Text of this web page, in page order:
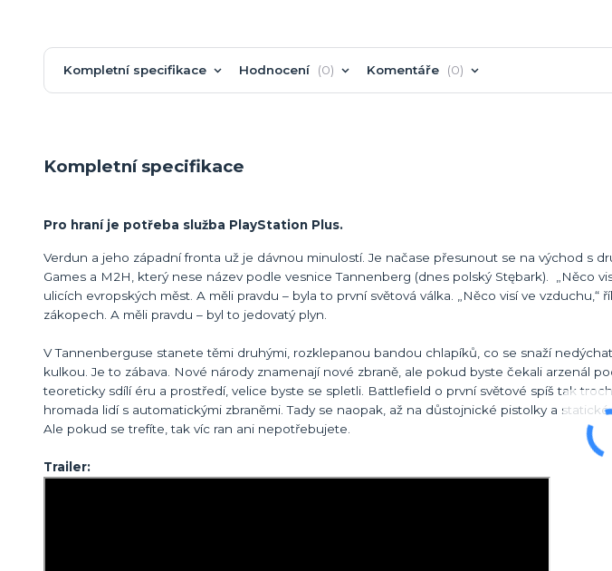
Kompletní specifikace Hodnocení 0 Komentáře 0
Kompletní specifikace
Pro hraní je potřeba služba PlayStation Plus.
Verdun a jeho západní fronta už je dávnou minulostí. Je načase přesunout se na východ s
Games a M2H, který nese název podle vesnice Tannenberg (dnes polský Stębark). „Něco
ulicích evropských měst. A měli pravdu – byla to první světová válka. „Něco visí ve vzduchu,“
zákopech. A měli pravdu – byl to jedovatý plyn.
V Tannenberguse stanete těmi druhými, rozklepanou bandou chlapíků, co se snaží
kulkou. Je to zábava. Nové národy znamenají nové zbraně, ale pokud byste čekali arzenál
teoreticky sdílí éru a prostředí, velice byste se spletli. Battlefield o první světové spíš tak
hromada lidí s automatickými zbraněmi. Tady se naopak, až na důstojnické pistolky a
Ale pokud se trefíte, tak víc ran ani nepotřebujete.
Trailer: